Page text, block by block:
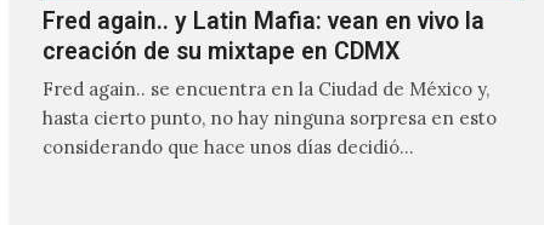
Fred again.. y Latin Mafia: vean en vivo la
creación de su mixtape en CDMX
Fred again.. se encuentra en la Ciudad de México y,
hasta cierto punto, no hay ninguna sorpresa en esto
considerando que hace unos días decidió…